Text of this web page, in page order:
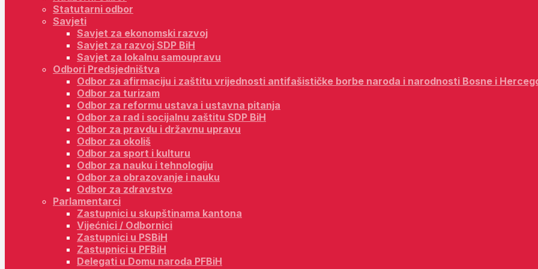
Statutarni odbor
Savjeti
Savjet za ekonomski razvoj
Savjet za razvoj SDP BiH
Savjet za lokalnu samoupravu
Odbori Predsjedništva
Odbor za afirmaciju i zaštitu vrijednosti antifašističke borbe naroda i narodnosti Bosne i
Odbor za turizam
Odbor za reformu ustava i ustavna pitanja
Odbor za rad i socijalnu zaštitu SDP BiH
Odbor za pravdu i državnu upravu
Odbor za okoliš
Odbor za sport i kulturu
Odbor za nauku i tehnologiju
Odbor za obrazovanje i nauku
Odbor za zdravstvo
Parlamentarci
Zastupnici u skupštinama kantona
Vijećnici / Odbornici
Zastupnici u PSBiH
Zastupnici u PFBiH
Delegati u Domu naroda PFBiH